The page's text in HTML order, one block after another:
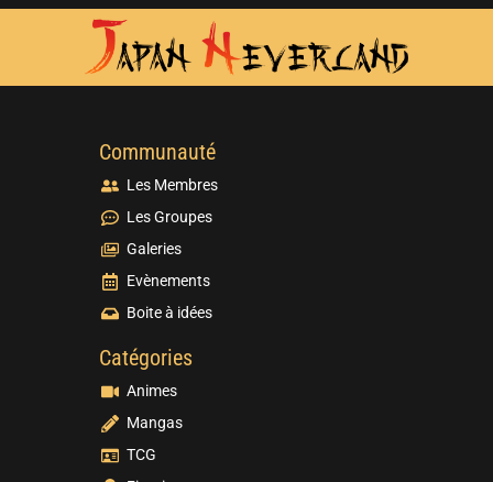
Communauté
Les Membres
Les Groupes
Galeries
Evènements
Boite à idées
Catégories
Animes
Mangas
TCG